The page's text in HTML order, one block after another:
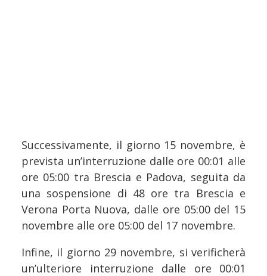
Successivamente, il giorno 15 novembre, è
prevista un’interruzione dalle ore 00:01 alle
ore 05:00 tra Brescia e Padova, seguita da
una sospensione di 48 ore tra Brescia e
Verona Porta Nuova, dalle ore 05:00 del 15
novembre alle ore 05:00 del 17 novembre.
Infine, il giorno 29 novembre, si verificherà
un’ulteriore interruzione dalle ore 00:01